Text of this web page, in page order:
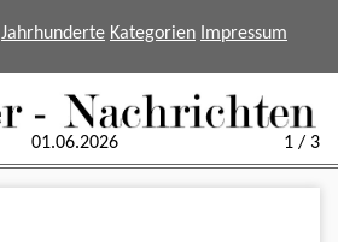
Jahrhunderte Kategorien Impressum
01.06.2026 1 / 3